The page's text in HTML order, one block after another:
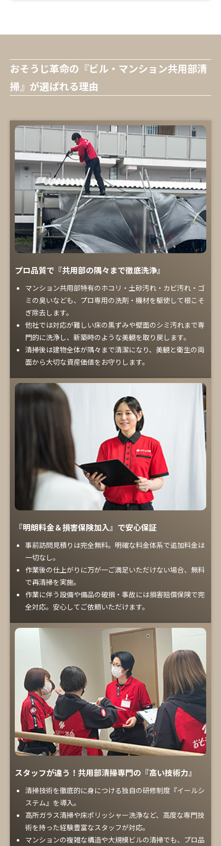
おそうじ革命の『ビル・マンション共用部清
掃』が選ばれる理由
プロ品質で『共用部の隅々まで徹底洗浄』
マンション共用部特有のホコリ・土砂汚れ・カビ汚れ・ゴ
ミの臭いなども、プロ専用の洗剤・機材を駆使して根こそ
ぎ除去します。
他社では対応が難しい床の黒ずみや壁面のシミ汚れまで専
門的に洗浄し、新築時のような美観を取り戻します。
清掃後は建物全体が隅々まで清潔になり、美観と衛生の両
面から大切な資産価値をお守りします。
『明朗料金＆損害保険加入』で安心保証
事前訪問見積りは完全無料。明確な料金体系で追加料金は
一切なし。
作業後の仕上がりに万が一ご満足いただけない場合、無料
で再清掃を実施。
作業に伴う設備や備品の破損・事故には損害賠償保険で完
全対応。安心してご依頼いただけます。
スタッフが違う！共用部清掃専門の『高い技術力』
清掃技術を徹底的に身につける独自の研修制度『イールシ
ステム』を導入。
高所ガラス清掃や床ポリッシャー洗浄など、高度な専門技
術を持った経験豊富なスタッフが対応。
マンションの複雑な構造や大規模ビルの清掃でも、プロ品